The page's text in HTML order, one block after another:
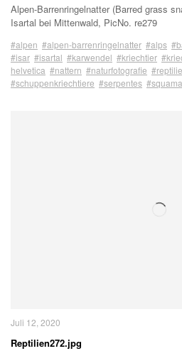
Alpen-Barrenringelnatter (Barred grass
Isartal bei Mittenwald, PicNo. re279
#alpen #alpen-barrenringelnatter #alps
#isar #isartal #karwendel #kriechtier
helvetica #nattern #naturfotografie
#schuppenkriechtiere #serpentes
Juli 12, 2020
Reptilien272.jpg